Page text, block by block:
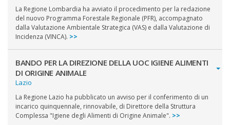
La Regione Lombardia ha avviato il procedimento per la redazione
del nuovo Programma Forestale Regionale (PFR), accompagnato
dalla Valutazione Ambientale Strategica (VAS) e dalla Valutazione di
Incidenza (VINCA). >>
BANDO PER LA DIREZIONE DELLA UOC IGIENE ALIMENTI
DI ORIGINE ANIMALE
Lazio
La Regione Lazio ha pubblicato un avviso per il conferimento di un
incarico quinquennale, rinnovabile, di Direttore della Struttura
Complessa "Igiene degli Alimenti di Origine Animale". >>